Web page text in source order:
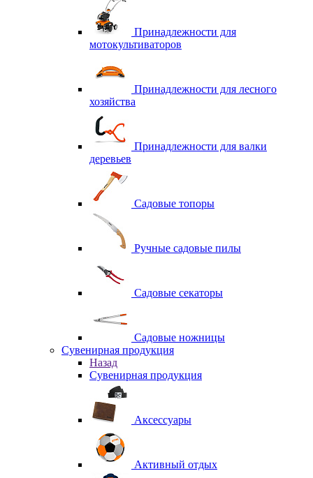
Принадлежности для
мотокультиваторов
Принадлежности для лесного
хозяйства
Принадлежности для валки
деревьев
Садовые топоры
Ручные садовые пилы
Садовые секаторы
Садовые ножницы
Сувенирная продукция
Назад
Сувенирная продукция
Аксессуары
Активный отдых